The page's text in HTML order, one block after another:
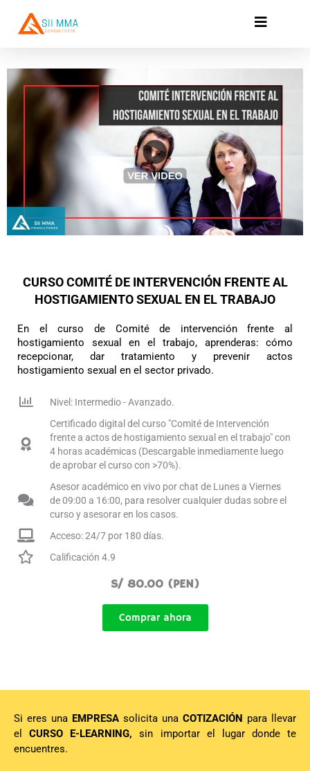
contenido
CURSO COMITÉ DE INTERVENCIÓN FRENTE AL
HOSTIGAMIENTO SEXUAL EN EL TRABAJO
En el curso de Comité de intervención frente al
hostigamiento sexual en el trabajo, aprenderas: cómo
recepcionar, dar tratamiento y prevenir actos
hostigamiento sexual en el sector privado.
Nivel: Intermedio - Avanzado.
Certificado digital del curso "Comité de Intervención
frente a actos de hostigamiento sexual en el trabajo" con
4 horas académicas (Descargable inmediamente luego
de aprobar el curso con >70%).
Asesor académico en vivo por chat de Lunes a Viernes
de 09:00 a 16:00, para resolver cualquier dudas sobre el
curso y asesorar en los casos.
Acceso: 24/7 por 180 días.
Calificación 4.9
S/ 80.00 (PEN)
Comprar ahora
Si eres una EMPRESA solicita una COTIZACIÓN para llevar
elCURSO E-LEARNING,sin importar el lugar donde te
encuentres.